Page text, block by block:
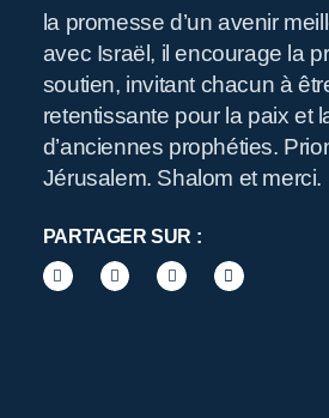
la promesse d’un avenir
avec Israël, il encourage la
soutien, invitant chacun à
retentissante pour la paix et
d’anciennes prophéties.
Jérusalem. Shalom et merci.
PARTAGER SUR :